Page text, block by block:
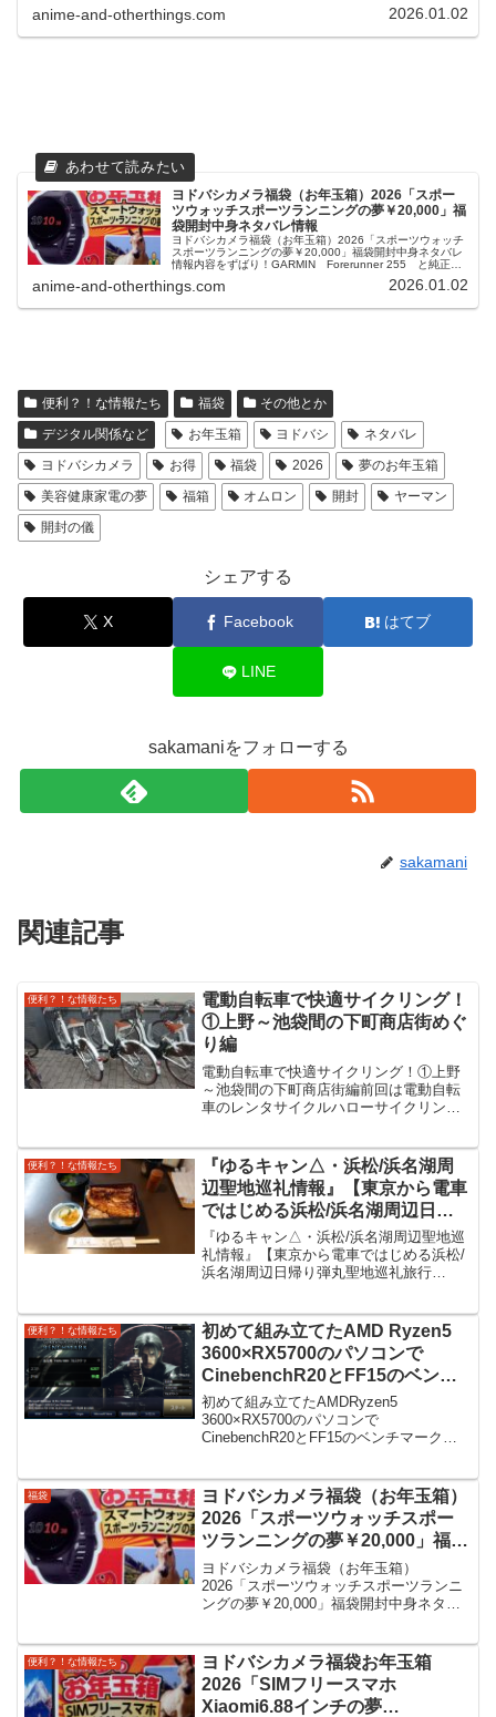
anime-and-otherthings.com 2026.01.02
ヨドバシカメラ福袋（お年玉箱）2026「スポー
ツウォッチスポーツランニングの夢￥20,000」福
袋開封中身ネタバレ情報
ヨドバシカメラ福袋（お年玉箱）2026「スポーツウォッチ
スポーツランニングの夢￥20,000」福袋開封中身ネタバレ
情報内容をずばり！GARMIN Forerunner 255 と純正フ
い時...
anime-and-otherthings.com 2026.01.02
便利？！な情報たち 福袋
その他とか
デジタル関係など
お年玉箱 ヨドバシ
ネタバレ
ヨドバシカメラ
お得 福袋 2026
夢のお年玉箱
美容健康家電の夢
福箱 オムロン 開封
ヤーマン
開封の儀
シェアする
X Facebook はてブ
LINE
sakamaniをフォローする
sakamani
関連記事
便利？！な情報たち
電動自転車で快適サイクリング！
①上野～池袋間の下町商店街めぐ
り編
電動自転車で快適サイクリング！①上野
～池袋間の下町商店街編前回は電動自転
車のレンタサイクルハローサイクリング
る地元の商店街を紹介してみたいと思い
ます。スタート 台東区役...
便利？！な情報たち
『ゆるキャン△・浜松/浜名湖周
辺聖地巡礼情報』【東京から電車
ではじめる浜松/浜名湖周辺日帰
り弾丸聖地巡礼旅行2020 with
GO TO トラベル】「前編 うな
ぎさくめ～奥浜名湖展望公園～気
丸日帰り聖地巡礼旅行の前編にな
ります。東京駅発からはじまる浜
名湖北側の聖地巡礼になります。
『ゆるキャン△・浜松/浜名湖周辺聖地巡
礼情報』【東京から電車ではじめる浜松/
浜名湖周辺日帰り弾丸聖地巡礼旅行
駅大判焼き藤田屋」東京発の弾丸日帰り
聖地巡礼旅...
便利？！な情報たち
初めて組み立てたAMD Ryzen5
3600×RX5700のパソコンで
CinebenchR20とFF15のベンチ
マークテストを実施してみた。
【自作PC2020】
初めて組み立てたAMDRyzen5
3600×RX5700のパソコンで
CinebenchR20とFF15のベンチマークテ
2020/5/5の時点でですが2019年末～20...
福袋
ヨドバシカメラ福袋（お年玉箱）
2026「スポーツウォッチスポー
ツランニングの夢￥20,000」福袋
開封中身ネタバレ情報
ヨドバシカメラ福袋（お年玉箱）
2026「スポーツウォッチスポーツランニ
ングの夢￥20,000」福袋開封中身ネタバ
じ付き今治タオル型落ちとは言え５万円
近い時...
便利？！な情報たち
ヨドバシカメラ福袋お年玉箱
2026「SIMフリースマホ
Xiaomi6.88インチの夢